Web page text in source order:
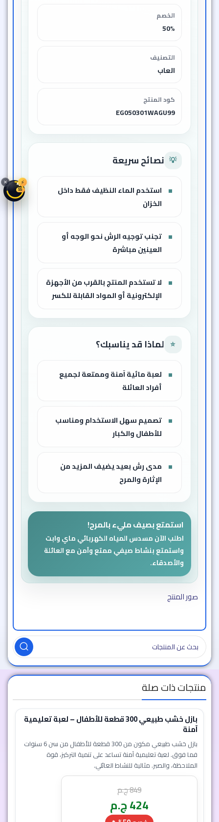
الخصم
50%
التصنيف
العاب
كود المنتج
EG050301WAGU99
💡 نصائح سريعة
استخدم الماء النظيف فقط داخل
الخزان
تجنب توجيه الرش نحو الوجه أو
العينين مباشرة
لا تستخدم المنتج بالقرب من الأجهزة
الإلكترونية أو المواد القابلة للكسر
⭐ لماذا قد يناسبك؟
لعبة مائية آمنة وممتعة لجميع
أفراد العائلة
تصميم سهل الاستخدام ومناسب
للأطفال والكبار
مدى رش بعيد يضيف المزيد من
الإثارة والمرح
استمتع بصيف مليء بالمرح!
اطلب الآن مسدس المياه الكهربائي ماي وابت
واستمتع بنشاط صيفي ممتع وآمن مع العائلة
والأصدقاء.
صور المنتج​
منتجات ذات صلة
بازل خشب طبيعي 300 قطعة للأطفال – لعبة تعليمية
آمنة
بازل خشب طبيعي مكون من 300 قطعة للأطفال من سن 6 سنوات
فما فوق. لعبة تعليمية آمنة تساعد على تنمية التركيز، قوة
الملاحظة، والصبر. مثالية للنشاط العائلي.
849ج.م
424ج.م
⚡
42
52